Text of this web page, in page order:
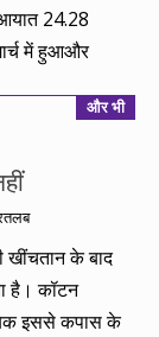
24.28
में हुआऔर
और भी
खींचतान के बाद
है। कॉटन
इससे कपास के